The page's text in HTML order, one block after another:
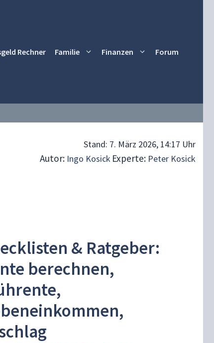
Rechner Familie Finanzen Forum
Stand: 7. März 2026, 14:17 Uhr
Autor: Ingo Kosick Experte: Peter Kosick
& Ratgeber:
berechnen,